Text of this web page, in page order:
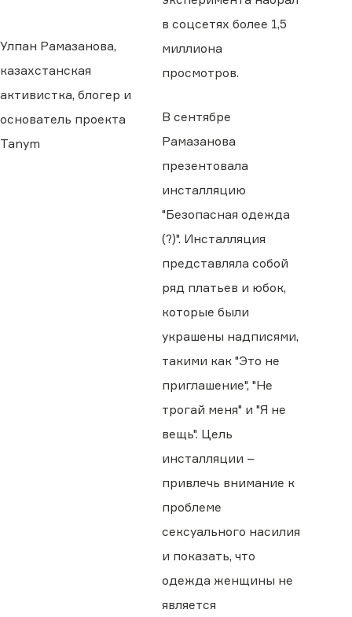
Улпан Рамазанова,
казахстанская
активистка, блогер и
основатель проекта
Tanym
в соцсетях более 1,5
миллиона
просмотров.
В сентябре
Рамазанова
презентовала
инсталляцию
"Безопасная одежда
(?)". Инсталляция
представляла собой
ряд платьев и юбок,
которые были
украшены надписями,
такими как "Это не
приглашение", "Не
трогай меня" и "Я не
вещь". Цель
инсталляции –
привлечь внимание к
проблеме
сексуального насилия
и показать, что
одежда женщины не
является